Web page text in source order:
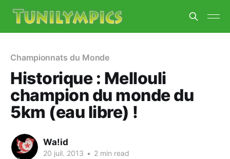
Championnats du Monde
Historique : Mellouli
champion du monde du
5km (eau libre) !
Wa!id
20 juil. 2013 • 2 min read